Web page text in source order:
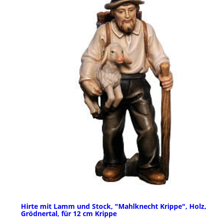
Hirte mit Lamm und Stock, "Mahlknecht Krippe", Holz,
Grödnertal, für 12 cm Krippe